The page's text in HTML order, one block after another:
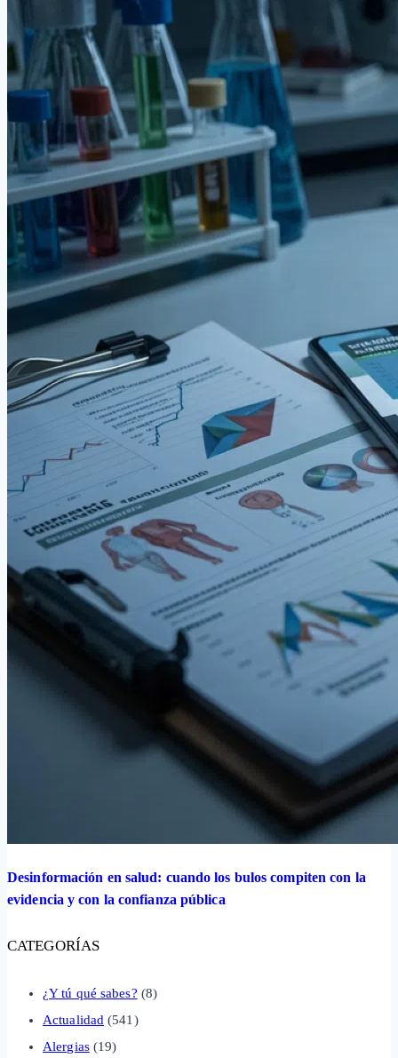
Desinformación en salud: cuando los bulos compiten con la
evidencia y con la confianza pública
CATEGORÍAS
¿Y tú qué sabes? (8)
Actualidad (541)
Alergias(19)